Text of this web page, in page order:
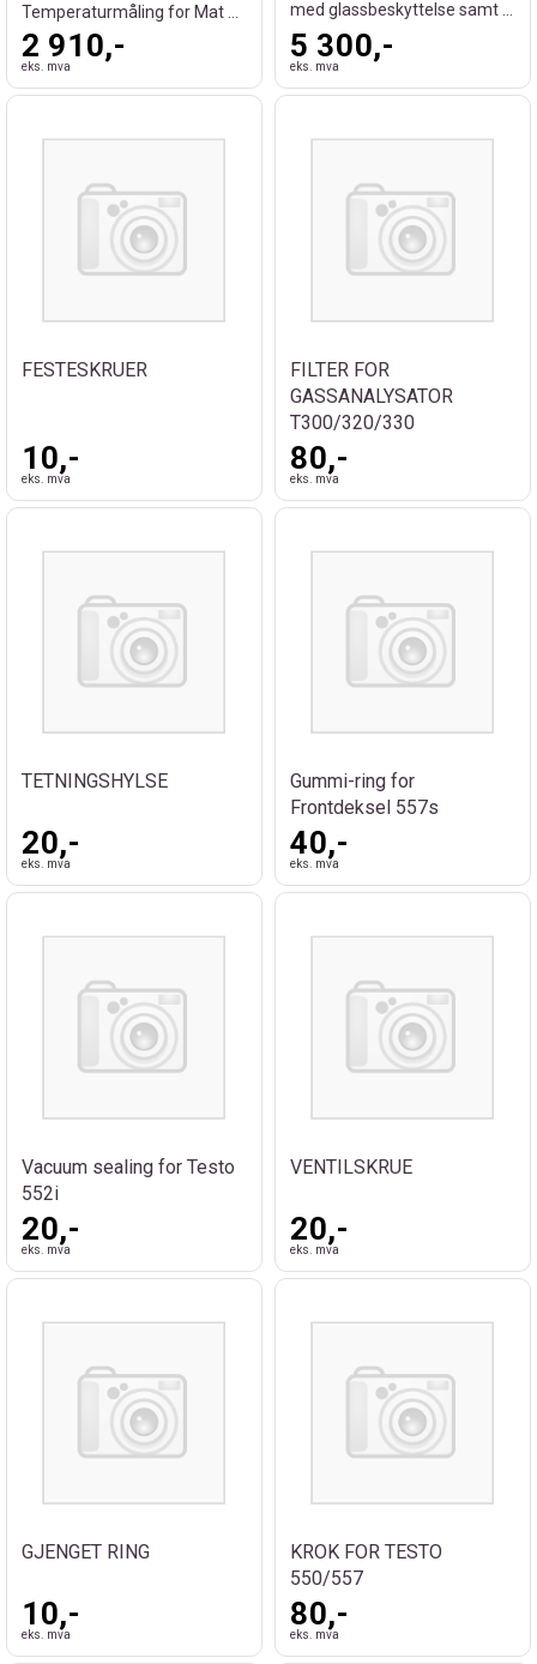
Temperaturmåling for Mat og Laboratorier
2 910,-
eks. mva
5 300,-
eks. mva
FESTESKRUER
10,-
eks. mva
FILTER FOR
GASSANALYSATOR
T300/320/330
80,-
eks. mva
TETNINGSHYLSE
20,-
eks. mva
Gummi-ring for
Frontdeksel 557s
40,-
eks. mva
Vacuum sealing for Testo
552i
20,-
eks. mva
VENTILSKRUE
20,-
eks. mva
GJENGET RING
10,-
eks. mva
KROK FOR TESTO
550/557
80,-
eks. mva